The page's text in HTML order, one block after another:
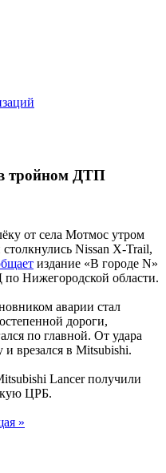
тройном ДТП
от села Мотмос утром
Nissan X-Trail,
издание «В городе N»
Нижегородской области.
аварии стал
дороги,
по главной. От удара
врезался в Mitsubishi.
Lancer получили
ЦРБ.
»